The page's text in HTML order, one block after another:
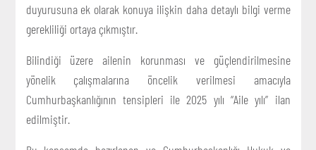
duyurusuna ek olarak konuya ilişkin daha detaylı bilgi verme
gerekliliği ortaya çıkmıştır.
Bilindiği üzere ailenin korunması ve güçlendirilmesine
yönelik çalışmalarına öncelik verilmesi amacıyla
Cumhurbaşkanlığının tensipleri ile 2025 yılı “Aile yılı” ilan
edilmiştir.